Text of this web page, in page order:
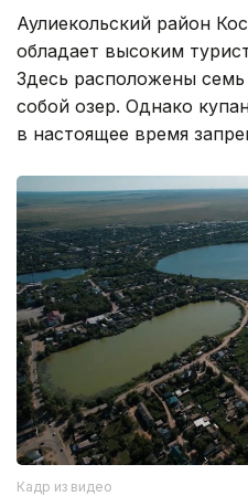
Аулиекольский район
обладает высоким
Здесь расположены
собой озер. Однако
в настоящее время
Кадр из видео